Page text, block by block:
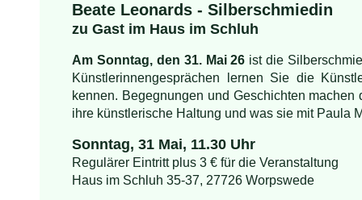
Beate Leonards - Silberschmiedin
zu Gast im Haus im Schluh
Am Sonntag, den 31. Mai 26 ist die
Künstlerinnengesprächen lernen Sie die
kennen. Begegnungen und Geschichten
ihre künstlerische Haltung und was sie mit Paula
Sonntag, 31 Mai, 11.30 Uhr
Regulärer Eintritt plus 3 € für die Veranstaltung
Haus im Schluh 35-37, 27726 Worpswede